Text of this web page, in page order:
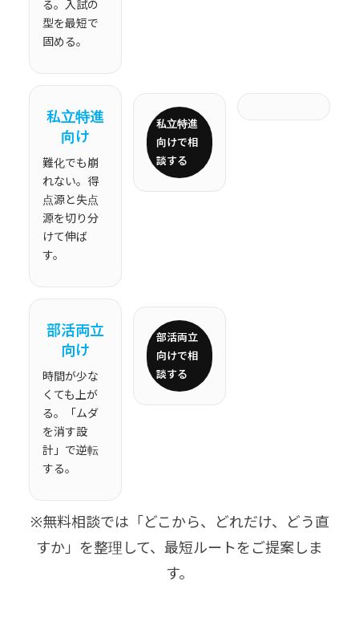
る。入試の
型を最短で
固める。
私立特進
向け
難化でも崩
れない。得
点源と失点
源を切り分
けて伸ば
す。
私立特進
向けで相
談する
部活両立
向け
時間が少な
くても上が
る。「ムダ
を消す設
計」で逆転
する。
部活両立
向けで相
談する
※無料相談では「どこから、どれだけ、どう直
すか」を整理して、最短ルートをご提案しま
す。